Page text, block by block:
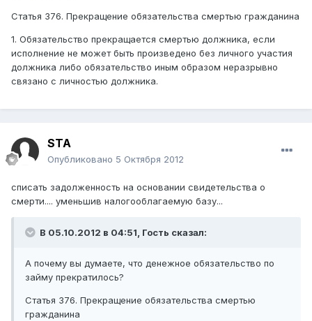
Статья 376. Прекращение обязательства смертью гражданина
1. Обязательство прекращается смертью должника, если
исполнение не может быть произведено без личного участия
должника либо обязательство иным образом неразрывно
связано с личностью должника.
STA
Опубликовано 5 Октября 2012
списать задолженность на основании свидетельства о
смерти.... уменьшив налогооблагаемую базу...
В 05.10.2012 в 04:51, Гость сказал:
А почему вы думаете, что денежное обязательство по
займу прекратилось?
Статья 376. Прекращение обязательства смертью
гражданина